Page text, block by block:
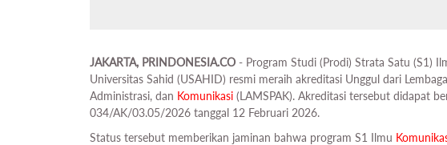
JAKARTA, PRINDONESIA.CO - Program Studi (Prodi) Strata Satu (S1)
Universitas Sahid (USAHID) resmi meraih akreditasi Unggul dari
Administrasi, dan Komunikasi (LAMSPAK). Akreditasi tersebut didapat
034/AK/03.05/2026 tanggal 12 Februari 2026.
Status tersebut memberikan jaminan bahwa program S1 Ilmu